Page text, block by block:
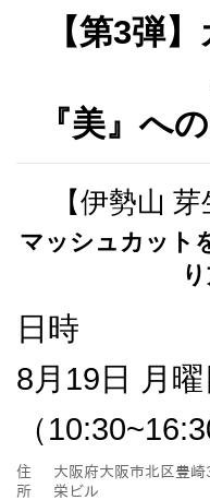
【第3弾】
『美』へ
【伊勢山
マッシュカット
日時
8月19日 月曜
（
住
所
大阪府大阪市北区豊
栄ビル